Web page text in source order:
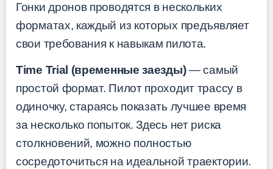
Гонки дронов проводятся в нескольких
форматах, каждый из которых предъявляет
свои требования к навыкам пилота.
Time Trial (временные заезды)— самый
простой формат. Пилот проходит трассу в
одиночку, стараясь показать лучшее время
за несколько попыток. Здесь нет риска
столкновений, можно полностью
сосредоточиться на идеальной траектории.